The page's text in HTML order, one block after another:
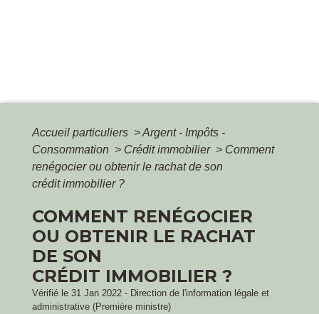
Accueil particuliers >Argent - Impôts -
Consommation > Crédit immobilier > Comment
renégocier ou obtenir le rachat de son
crédit immobilier ?
COMMENT RENÉGOCIER
OU OBTENIR LE RACHAT
DE SON
CRÉDIT IMMOBILIER ?
Vérifié le 31 Jan 2022 - Direction de l'information légale et
administrative (Première ministre)